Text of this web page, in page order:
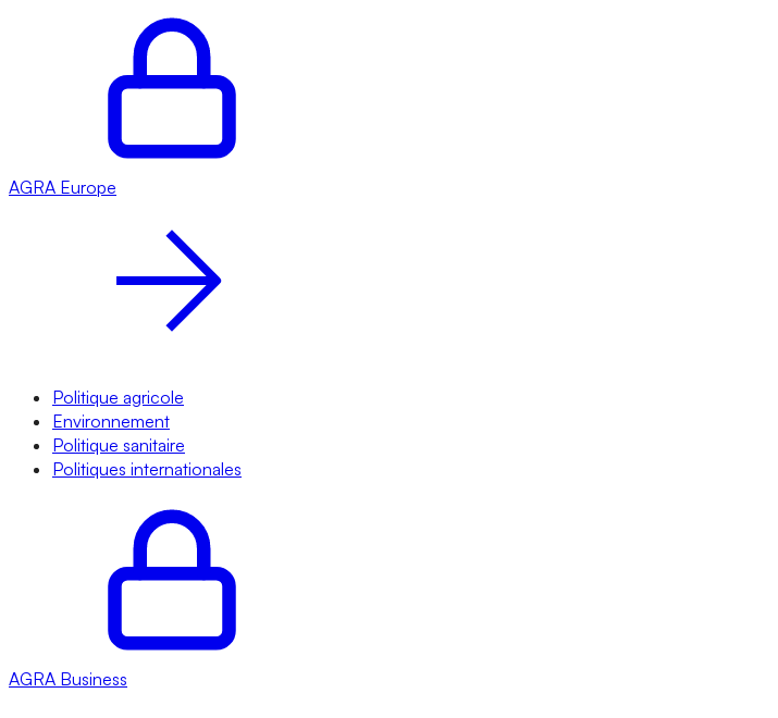
AGRA Europe
Politique agricole
Environnement
Politique sanitaire
Politiques internationales
AGRA Business